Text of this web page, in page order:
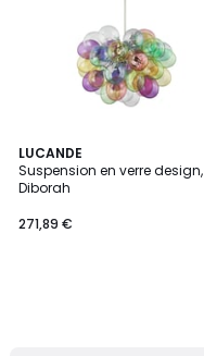
LUCANDE
Suspension en verre design,
Diborah
271,89 €